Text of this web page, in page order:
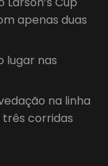
apenas duas
lugar nas
na linha
três corridas